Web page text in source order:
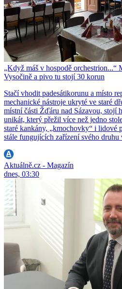
„Když máš v hospodě orchestrion...“
Vysočině a pivo tu stojí 30 korun
Stačí vhodit padesátikorunu a místo
mechanické nástroje ukryté ve staré
místní části Žďáru nad Sázavou, stojí
unikát, který přežil více než jedno
staré kankány, „kmochovky“ i lidové
stále fungujících zařízení svého druhu
Aktuálně.cz - Magazín
dnes, 03:30